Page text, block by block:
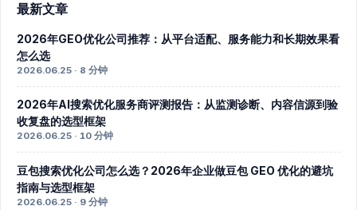
最新文章
2026年GEO优化公司推荐：从平台适配、服务能力和长期效果看
怎么选
2026.06.25 · 8 分钟
2026年AI搜索优化服务商评测报告：从监测诊断、内容信源到验
收复盘的选型框架
2026.06.25 · 10 分钟
豆包搜索优化公司怎么选？2026年企业做豆包 GEO 优化的避坑
指南与选型框架
2026.06.25 · 9 分钟